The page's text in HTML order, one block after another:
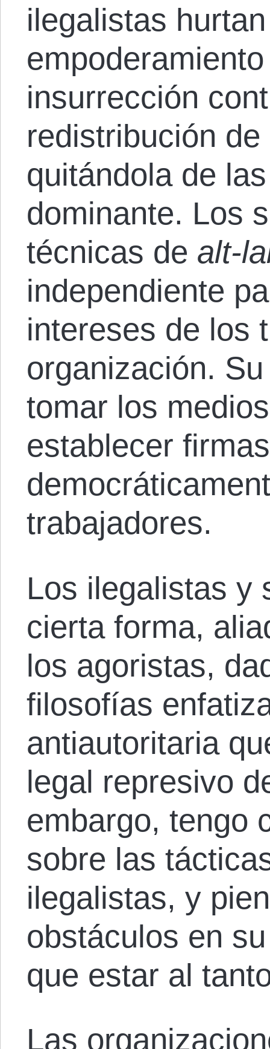
ilegalistas
insurrección
redistribución
quitándola de
dominante. Los
técnicas de alt-
independiente
intereses de los
organización.
tomar los
establecer
trabajadores.
Los ilegalistas y
cierta forma,
los agoristas,
filosofías
antiautoritaria
legal represivo
embargo, tengo
sobre las
ilegalistas, y
obstáculos en
que estar al
Las